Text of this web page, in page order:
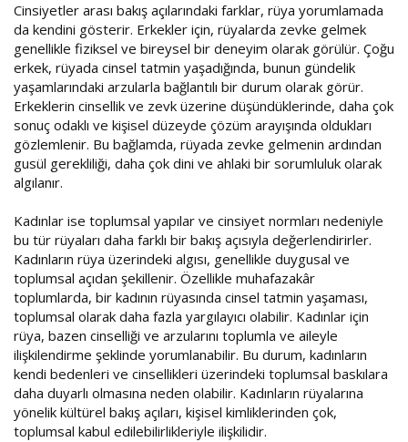
Cinsiyetler arası bakış açılarındaki farklar, rüya yorumlamada
da kendini gösterir. Erkekler için, rüyalarda zevke gelmek
genellikle fiziksel ve bireysel bir deneyim olarak görülür. Çoğu
erkek, rüyada cinsel tatmin yaşadığında, bunun gündelik
yaşamlarındaki arzularla bağlantılı bir durum olarak görür.
Erkeklerin cinsellik ve zevk üzerine düşündüklerinde, daha çok
sonuç odaklı ve kişisel düzeyde çözüm arayışında oldukları
gözlemlenir. Bu bağlamda, rüyada zevke gelmenin ardından
gusül gerekliliği, daha çok dini ve ahlaki bir sorumluluk olarak
algılanır.
Kadınlar ise toplumsal yapılar ve cinsiyet normları nedeniyle
bu tür rüyaları daha farklı bir bakış açısıyla değerlendirirler.
Kadınların rüya üzerindeki algısı, genellikle duygusal ve
toplumsal açıdan şekillenir. Özellikle muhafazakâr
toplumlarda, bir kadının rüyasında cinsel tatmin yaşaması,
toplumsal olarak daha fazla yargılayıcı olabilir. Kadınlar için
rüya, bazen cinselliği ve arzularını toplumla ve aileyle
ilişkilendirme şeklinde yorumlanabilir. Bu durum, kadınların
kendi bedenleri ve cinsellikleri üzerindeki toplumsal baskılara
daha duyarlı olmasına neden olabilir. Kadınların rüyalarına
yönelik kültürel bakış açıları, kişisel kimliklerinden çok,
toplumsal kabul edilebilirlikleriyle ilişkilidir.